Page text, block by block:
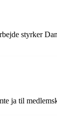
styrker
ja til